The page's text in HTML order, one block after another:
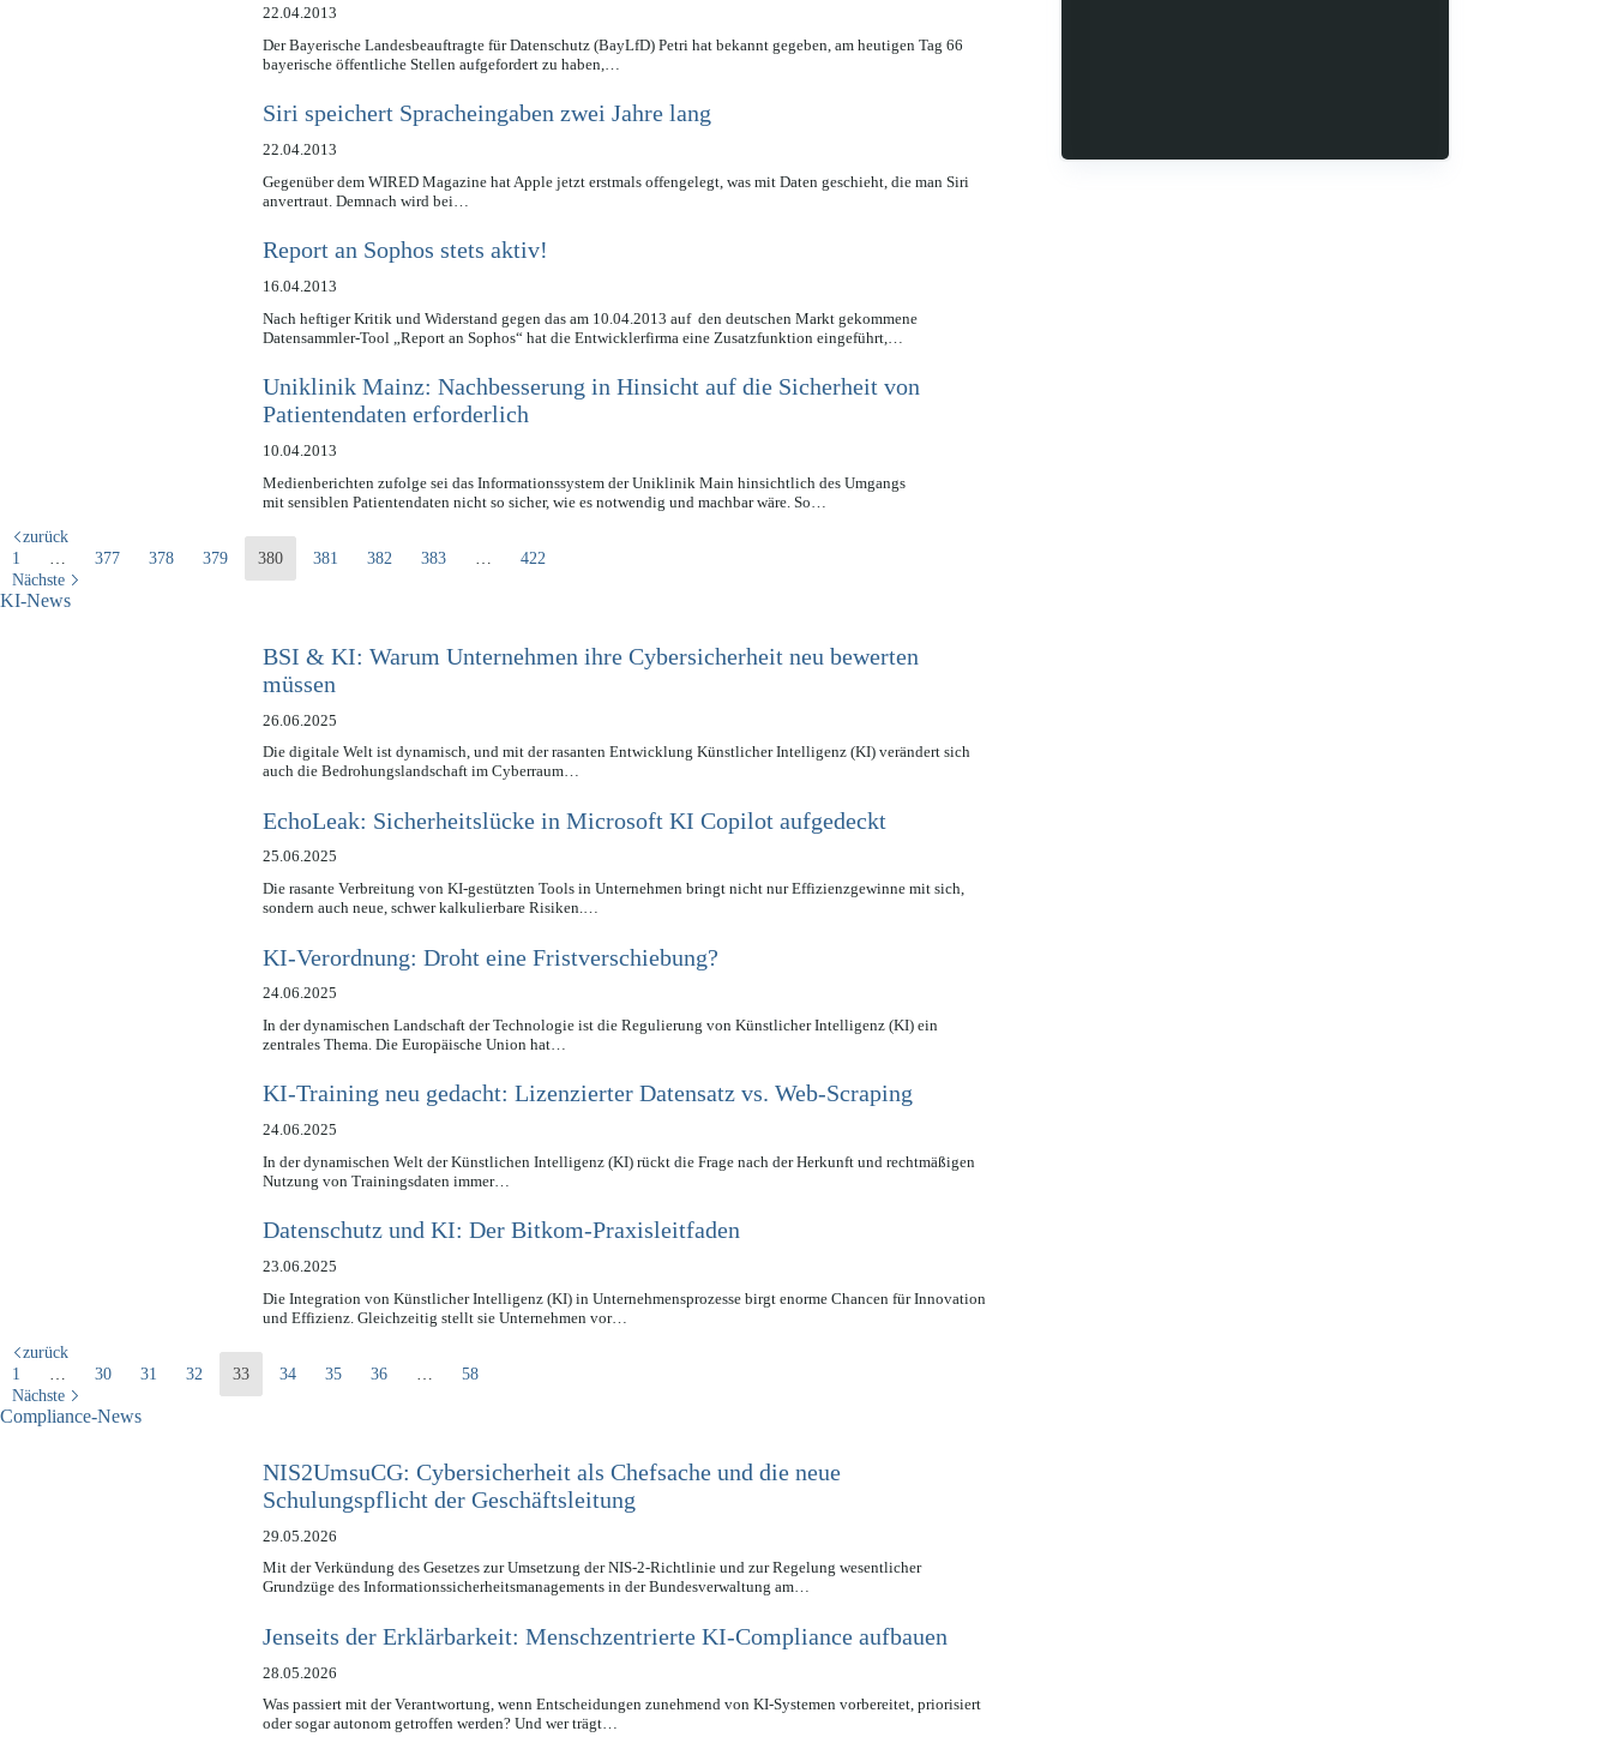
22.04.2013
Der Bayerische Landesbeauftragte für Datenschutz (BayLfD) Petri hat bekannt gegeben, am heutigen Tag 66
bayerische öffentliche Stellen aufgefordert zu haben,…
Siri speichert Spracheingaben zwei Jahre lang
22.04.2013
Gegenüber dem WIRED Magazine hat Apple jetzt erstmals offengelegt, was mit Daten geschieht, die man Siri
anvertraut. Demnach wird bei…
Report an Sophos stets aktiv!
16.04.2013
Nach heftiger Kritik und Widerstand gegen das am 10.04.2013 auf den deutschen Markt gekommene
Datensammler-Tool „Report an Sophos“ hat die Entwicklerfirma eine Zusatzfunktion eingeführt,…
Uniklinik Mainz: Nachbesserung in Hinsicht auf die Sicherheit von
Patientendaten erforderlich
10.04.2013
Medienberichten zufolge sei das Informationssystem der Uniklinik Main hinsichtlich des Umgangs
mit sensiblen Patientendaten nicht so sicher, wie es notwendig und machbar wäre. So…
zurück
1
377 378 379 380 381 382 383
422
Nächste
KI-News
BSI & KI: Warum Unternehmen ihre Cybersicherheit neu bewerten
müssen
26.06.2025
Die digitale Welt ist dynamisch, und mit der rasanten Entwicklung Künstlicher Intelligenz (KI) verändert sich
auch die Bedrohungslandschaft im Cyberraum…
EchoLeak: Sicherheitslücke in Microsoft KI Copilot aufgedeckt
25.06.2025
Die rasante Verbreitung von KI-gestützten Tools in Unternehmen bringt nicht nur Effizienzgewinne mit sich,
sondern auch neue, schwer kalkulierbare Risiken.…
KI-Verordnung: Droht eine Fristverschiebung?
24.06.2025
In der dynamischen Landschaft der Technologie ist die Regulierung von Künstlicher Intelligenz (KI) ein
zentrales Thema. Die Europäische Union hat…
KI-Training neu gedacht: Lizenzierter Datensatz vs. Web-Scraping
24.06.2025
In der dynamischen Welt der Künstlichen Intelligenz (KI) rückt die Frage nach der Herkunft und rechtmäßigen
Nutzung von Trainingsdaten immer…
Datenschutz und KI: Der Bitkom-Praxisleitfaden
23.06.2025
Die Integration von Künstlicher Intelligenz (KI) in Unternehmensprozesse birgt enorme Chancen für Innovation
und Effizienz. Gleichzeitig stellt sie Unternehmen vor…
zurück
1
… 30 31 32 33 34 35 36 …
58
Nächste
Compliance-News
NIS2UmsuCG: Cybersicherheit als Chefsache und die neue
Schulungspflicht der Geschäftsleitung
29.05.2026
Mit der Verkündung des Gesetzes zur Umsetzung der NIS-2-Richtlinie und zur Regelung wesentlicher
Grundzüge des Informationssicherheitsmanagements in der Bundesverwaltung am…
Jenseits der Erklärbarkeit: Menschzentrierte KI-Compliance aufbauen
28.05.2026
Was passiert mit der Verantwortung, wenn Entscheidungen zunehmend von KI-Systemen vorbereitet, priorisiert
oder sogar autonom getroffen werden? Und wer trägt…